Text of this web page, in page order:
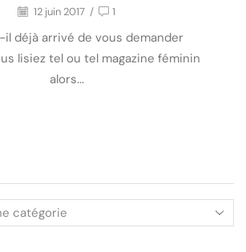
12 juin 2017 / 1
déjà arrivé de vous demander
lisiez tel ou tel magazine féminin
alors...